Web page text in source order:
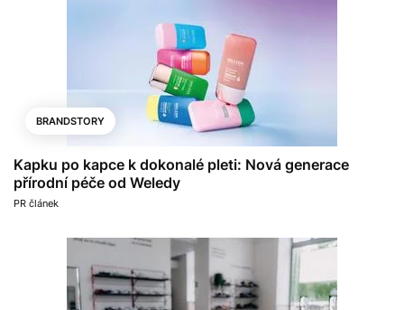
BRANDSTORY
Kapku po kapce k dokonalé pleti: Nová generace
přírodní péče od Weledy
PR článek